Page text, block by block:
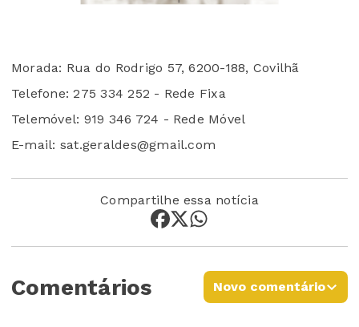
Morada: Rua do Rodrigo 57, 6200-188, Covilhã
Telefone: 275 334 252 - Rede Fixa
Telemóvel: 919 346 724 - Rede Móvel
E-mail: sat.geraldes@gmail.com
Compartilhe essa notícia
Comentários Novo comentário